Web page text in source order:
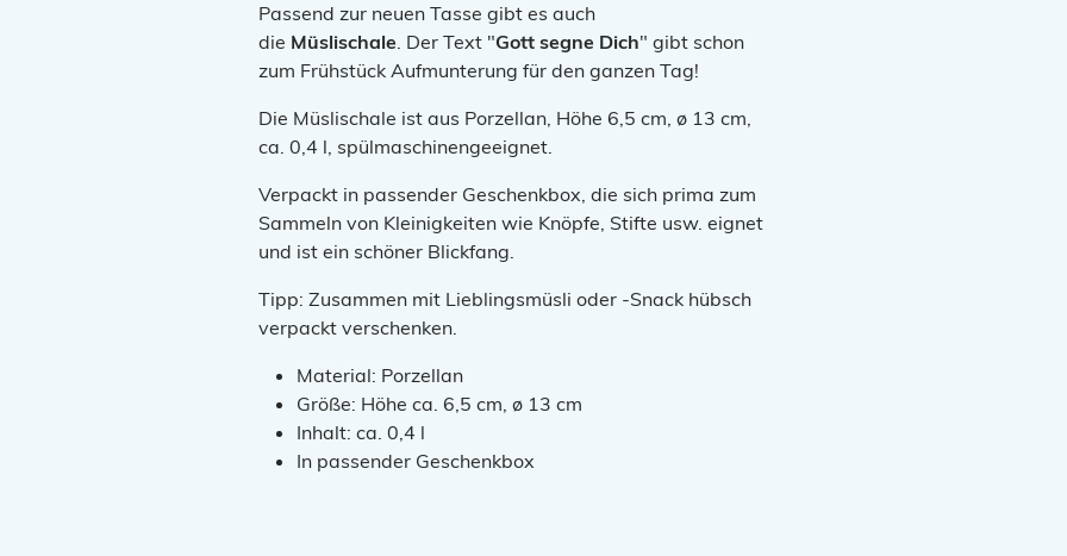
Passend zur neuen Tasse gibt es auch
die Müslischale. Der Text "Gott segne Dich" gibt schon
zum Frühstück Aufmunterung für den ganzen Tag!
Die Müslischale ist aus Porzellan, Höhe 6,5 cm, ø 13 cm,
ca. 0,4 l, spülmaschinengeeignet.
Verpackt in passender Geschenkbox, die sich prima zum
Sammeln von Kleinigkeiten wie Knöpfe, Stifte usw. eignet
und ist ein schöner Blickfang.
Tipp: Zusammen mit Lieblingsmüsli oder -Snack hübsch
verpackt verschenken.
Material: Porzellan
Größe: Höhe ca. 6,5 cm, ø 13 cm
Inhalt: ca. 0,4 l
In passender Geschenkbox